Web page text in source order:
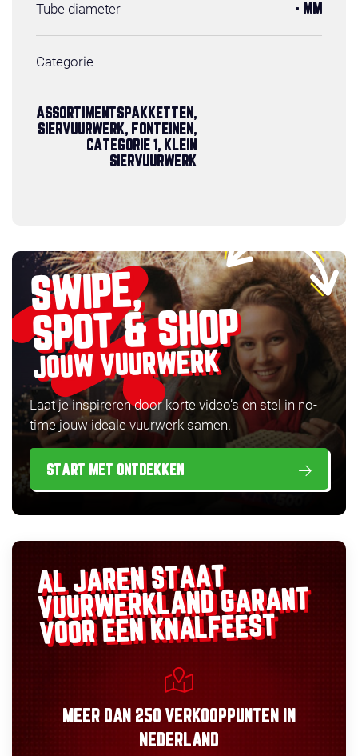
Tube diameter - MM
Categorie
ASSORTIMENTSPAKKETTEN,
SIERVUURWERK, FONTEINEN,
CATEGORIE 1, KLEIN
SIERVUURWERK
SWIPE,
SPOT & SHOP
JOUW VUURWERK
Laat je inspireren door korte video’s en stel in no-
time jouw ideale vuurwerk samen.
START MET ONTDEKKEN
AL JAREN STAAT
VUURWERKLANDGARANT
VOOR EEN KNALFEEST
MEER DAN 250 VERKOOPPUNTEN IN
NEDERLAND